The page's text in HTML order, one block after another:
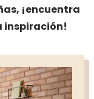
¡encuentra
inspiración!